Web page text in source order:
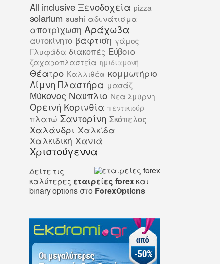
All inclusive Ξενοδοχεία pizza
solarium sushi αδυνάτισμα
αποτρίχωση Αράχωβα
αυτοκίνητο βάφτιση γάμος
Γλυφάδα διακοπές Εύβοια
ζαχαροπλαστεία ημιδιαμονή
Θέατρο Καλλιθέα κομμωτήριο
Λίμνη Πλαστήρα μασάζ
Μύκονος Ναύπλιο Νέα Σμύρνη
Ορεινή Κορινθία πεντικιούρ
πλατώ Σαντορίνη Σκόπελος
Χαλάνδρι Χαλκίδα
Χαλκιδική Χανιά
Χριστούγεννα
Δείτε τις
καλύτερες εταιρείες forex και
binary options στο ForexOptions